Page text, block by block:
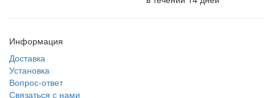
Информация
Доставка
Установка
Вопрос-ответ
Связаться с нами